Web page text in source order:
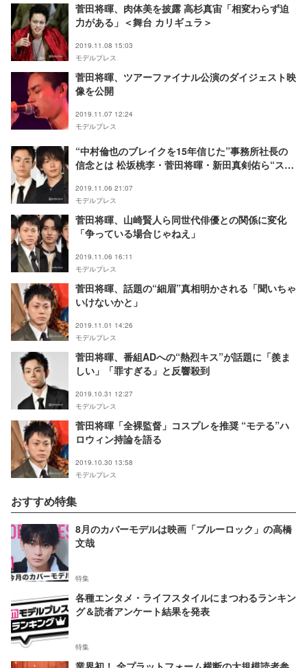
菅田将暉、肉体美を披露 高杉真宙「相変わらず迫
力がある」＜舞台 カリギュラ＞
2019.11.08 15:03
モデルプレス
菅田将暉、ツアーファイナル公演のダイジェスト映
像を公開
2019.11.07 12:24
モデルプレス
“中村倫也のブレイクを15年信じた”事務所社長の
信念とは 松坂桃李・菅田将暉・新田真剣佑ら“スタ
2019.11.06 21:07
モデルプレス
菅田将暉、山崎賢人ら同世代俳優との関係に変化
「争っている場合じゃねえ」
2019.11.06 16:11
モデルプレス
菅田将暉、話題の“細眉”真相明かされる「聞いちゃ
いけないかと」
2019.11.01 14:26
モデルプレス
菅田将暉、番組ADへの“熱烈キス”が話題に「羨ま
しい」「罪すぎる」と反響殺到
2019.10.31 12:27
モデルプレス
菅田将暉「全裸監督」コスプレを推奨 “モテる”ハ
ロウィン持論を語る
2019.10.30 13:58
モデルプレス
おすすめ特集
8月のカバーモデルは映画「ブルーロック」の高橋
文哉
特集
各種エンタメ・ライフスタイルにまつわるランキン
グ＆読者アンケート結果を発表
特集